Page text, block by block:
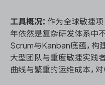
工具概况： 作为全球敏捷
年依然是复杂研发体系中
Scrum与Kanban底蕴，构
大型团队与重度敏捷实践
曲线与繁重的运维成本，